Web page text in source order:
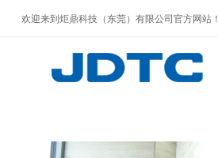
欢迎来到炬鼎科技（东莞）有限公司官方网站！